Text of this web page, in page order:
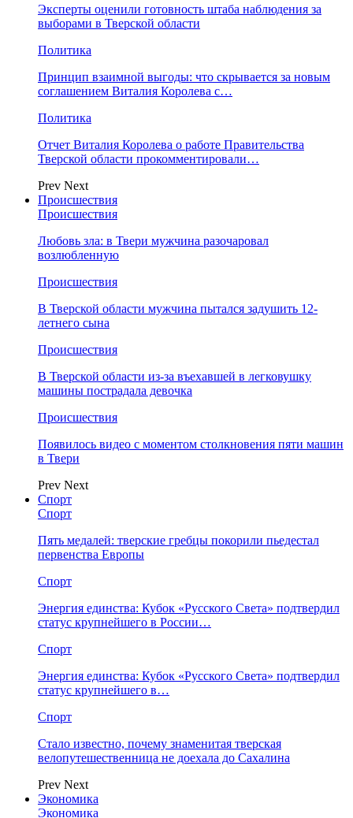
Эксперты оценили готовность штаба наблюдения за
выборами в Тверской области
Политика
Принцип взаимной выгоды: что скрывается за новым
соглашением Виталия Королева с…
Политика
Отчет Виталия Королева о работе Правительства
Тверской области прокомментировали…
Prev Next
Происшествия
Происшествия
Любовь зла: в Твери мужчина разочаровал
возлюбленную
Происшествия
В Тверской области мужчина пытался задушить 12-
летнего сына
Происшествия
В Тверской области из-за въехавшей в легковушку
машины пострадала девочка
Происшествия
Появилось видео с моментом столкновения пяти машин
в Твери
Prev Next
Спорт
Спорт
Пять медалей: тверские гребцы покорили пьедестал
первенства Европы
Спорт
Энергия единства: Кубок «Русского Света» подтвердил
статус крупнейшего в России…
Спорт
Энергия единства: Кубок «Русского Света» подтвердил
статус крупнейшего в…
Спорт
Стало известно, почему знаменитая тверская
велопутешественница не доехала до Сахалина
Prev Next
Экономика
Экономика